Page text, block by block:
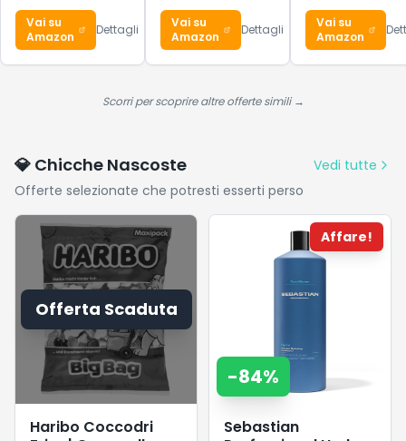
Ear con
Cancellazione
Attiva del
Rumore, fino a
Autonomia, Hi-
Tattili – Nero
Vai su
Amazon
Dettagli
Certificato,
Monitoraggio
della
Saturazione di
Frequenza
Perfusione,
Pulsossimetro
con
Spegnimento
Automatico
Vai su
Amazon
Dettagli
Distilled
Pink/crystal
white/dash
grey, 40.5 EU
Vai su
Amazon
Scorri per scoprire altre offerte simili →
💎 Chicche Nascoste
Vedi tutte
Offerte selezionate che potresti esserti perso
Offerta Scaduta
Haribo Coccodri
Affare!
-84%
Sebastian